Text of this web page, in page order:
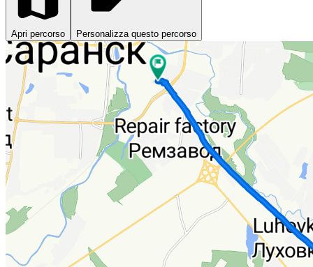
Apri percorso Personalizza questo percorso